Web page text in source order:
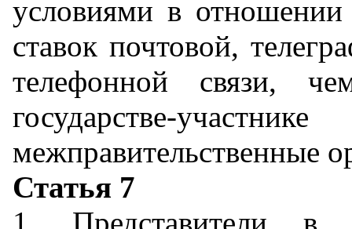
условиями в отношении
ставок почтовой,
телефонной связи,
государстве-
межправительственные
Статья 7
1. Представители в